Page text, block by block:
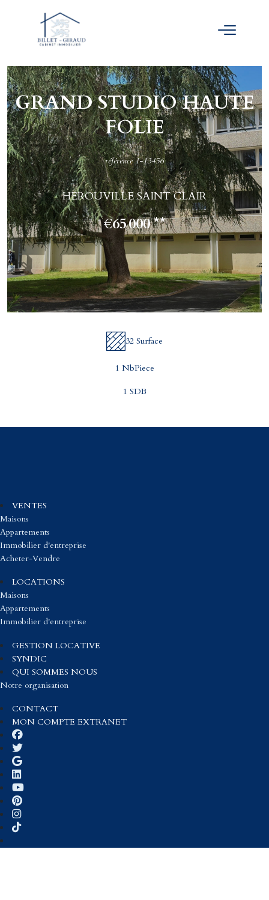
GRAND STUDIO HAUTE
FOLIE
référence 1-13456
HEROUVILLE SAINT CLAIR
€65 000**
32 Surface
1 NbPiece
1 SDB
VENTES
Maisons
Appartements
Immobilier d'entreprise
Acheter-Vendre
LOCATIONS
Maisons
Appartements
Immobilier d'entreprise
GESTION LOCATIVE
SYNDIC
QUI SOMMES NOUS
Notre organisation
CONTACT
MON COMPTE EXTRANET